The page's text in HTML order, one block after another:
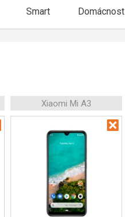
Smart Domácnost
Xiaomi Mi A3